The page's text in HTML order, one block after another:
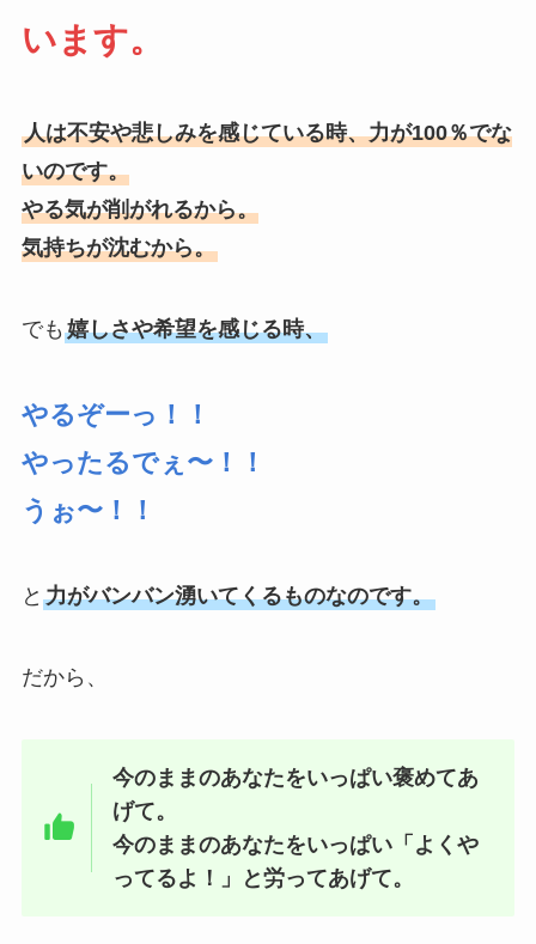
います。
人は不安や悲しみを感じている時、力が100％でな
いのです。
やる気が削がれるから。
気持ちが沈むから。
でも 嬉しさや希望を感じる時、
やるぞーっ！！
やったるでぇ〜！！
うぉ〜！！
と 力がバンバン湧いてくるものなのです。
だから、
今のままのあなたをいっぱい褒めてあ
げて。
今のままのあなたをいっぱい「よくや
ってるよ！」と労ってあげて。